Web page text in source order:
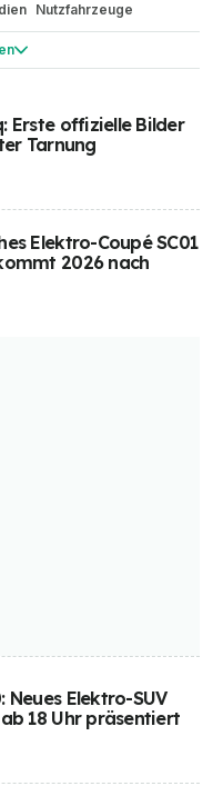
Nutzfahrzeuge
Batterien Camping
Motorsport Network
Erste offizielle Bilder
Tarnung
Elektro-Coupé SC01
2026 nach
Neues Elektro-SUV
18 Uhr präsentiert